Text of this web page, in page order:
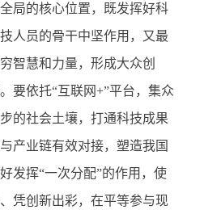
局的核心位置，既发挥好科
人员的骨干中坚作用，又最
智慧和力量，形成大众创
要依托“互联网+”平台，集众
的社会土壤，打通科技成果
产业链有效对接，塑造我国
发挥“一次分配”的作用，使
凭创新出彩，在平等参与现